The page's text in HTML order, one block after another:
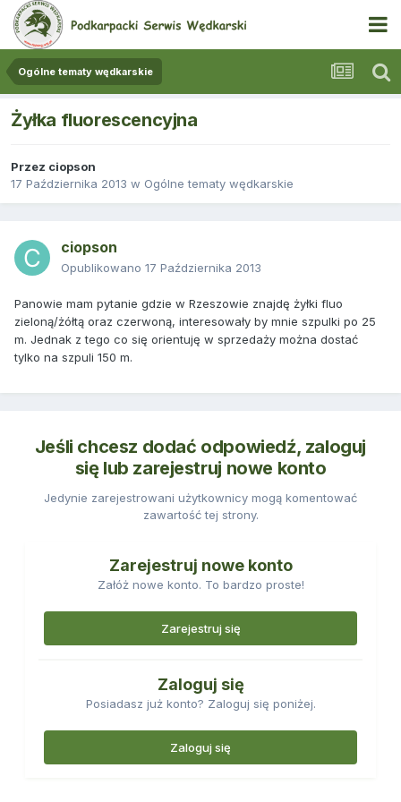
Ogólne tematy wędkarskie
Żyłka fluorescencyjna
Przez ciopson
17 Października 2013 w Ogólne tematy wędkarskie
ciopson
Opublikowano 17 Października 2013
Panowie mam pytanie gdzie w Rzeszowie znajdę żyłki fluo
zieloną/żółtą oraz czerwoną, interesowały by mnie szpulki po 25
m. Jednak z tego co się orientuję w sprzedaży można dostać
tylko na szpuli 150 m.
Jeśli chcesz dodać odpowiedź, zaloguj
się lub zarejestruj nowe konto
Jedynie zarejestrowani użytkownicy mogą komentować
zawartość tej strony.
Zarejestruj nowe konto
Załóż nowe konto. To bardzo proste!
Zarejestruj się
Zaloguj się
Posiadasz już konto? Zaloguj się poniżej.
Zaloguj się